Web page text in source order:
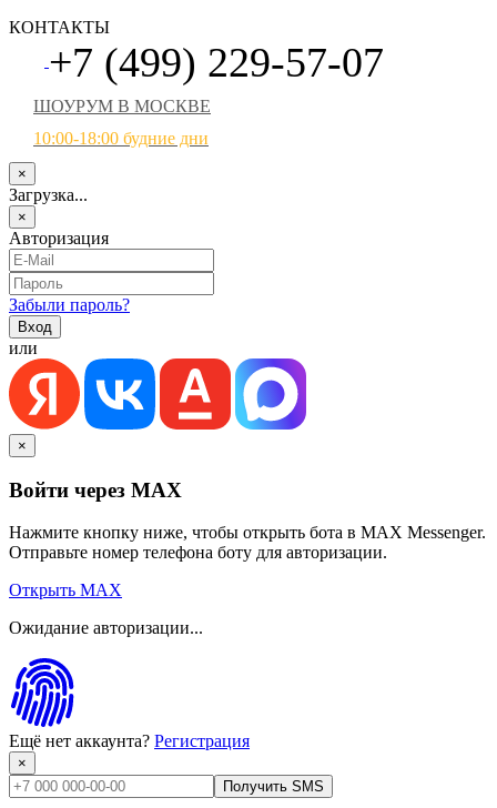
КОНТАКТЫ
+7 (499) 229-57-07
ШОУРУМ В МОСКВЕ
10:00-18:00 будние дни
×
Загрузка...
×
Авторизация
Забыли пароль?
или
×
Войти через MAX
Нажмите кнопку ниже, чтобы открыть бота в MAX Messenger.
Отправьте номер телефона боту для авторизации.
Открыть MAX
Ожидание авторизации...
Ещё нет аккаунта? Регистрация
×
Получить SMS